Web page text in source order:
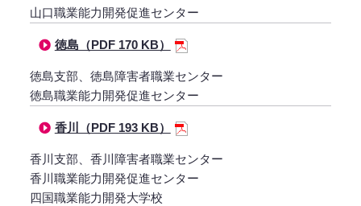
山口職業能力開発促進センター
徳島（PDF 170 KB）
徳島支部、徳島障害者職業センター
徳島職業能力開発促進センター
香川（PDF 193 KB）
香川支部、香川障害者職業センター
香川職業能力開発促進センター
四国職業能力開発大学校